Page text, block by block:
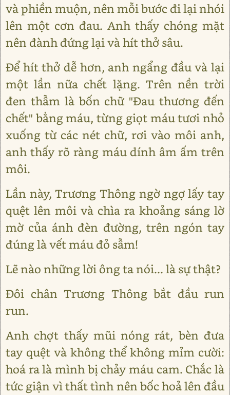
và phiền muộn, nên mỗi bước đi lại nhói
lên một cơn đau. Anh thấy chóng mặt
nên đành đứng lại và hít thở sâu.
Để hít thở dễ hơn, anh ngẩng đầu và lại
một lần nữa chết lặng. Trên nền trời
đen thẫm là bốn chữ "Đau thương đến
chết" bằng máu, từng giọt máu tươi nhỏ
xuống từ các nét chữ, rơi vào môi anh,
anh thấy rõ ràng máu dính âm ấm trên
môi.
Lần này, Trương Thông ngờ ngợ lấy tay
quệt lên môi và chìa ra khoảng sáng lờ
mờ của ánh đèn đường, trên ngón tay
đúng là vết máu đỏ sẫm!
Lẽ nào những lời ông ta nói... là sự thật?
Đôi chân Trương Thông bắt đầu run
run.
Anh chợt thấy mũi nóng rát, bèn đưa
tay quệt và không thể không mỉm cười:
hoá ra là mình bị chảy máu cam. Chắc là
tức giận vì thất tình nên bốc hoả lên đầu